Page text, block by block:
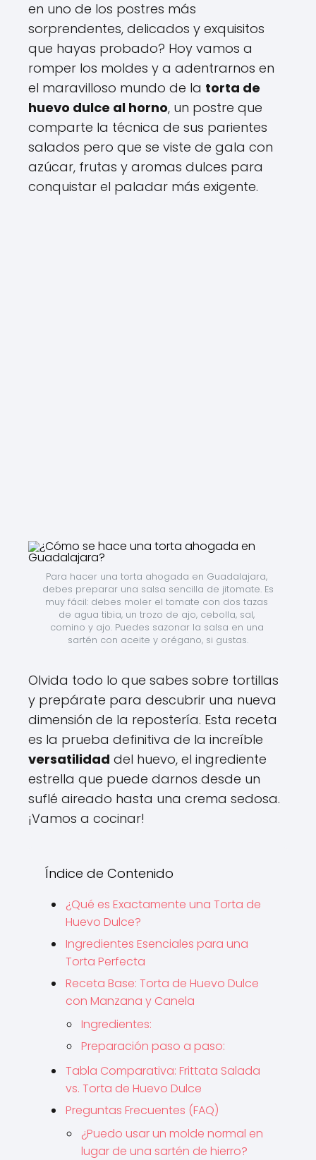
en uno de los postres más
sorprendentes, delicados y exquisitos
que hayas probado? Hoy vamos a
romper los moldes y a adentrarnos en
el maravilloso mundo de la torta de
huevo dulce al horno, un postre que
comparte la técnica de sus parientes
salados pero que se viste de gala con
azúcar, frutas y aromas dulces para
conquistar el paladar más exigente.
Para hacer una torta ahogada en Guadalajara,
debes preparar una salsa sencilla de jitomate. Es
muy fácil: debes moler el tomate con dos tazas
de agua tibia, un trozo de ajo, cebolla, sal,
comino y ajo. Puedes sazonar la salsa en una
sartén con aceite y orégano, si gustas.
Olvida todo lo que sabes sobre tortillas
y prepárate para descubrir una nueva
dimensión de la repostería. Esta receta
es la prueba definitiva de la increíble
versatilidad del huevo, el ingrediente
estrella que puede darnos desde un
suflé aireado hasta una crema sedosa.
¡Vamos a cocinar!
Índice de Contenido
¿Qué es Exactamente una Torta de
Huevo Dulce?
Ingredientes Esenciales para una
Torta Perfecta
Receta Base: Torta de Huevo Dulce
con Manzana y Canela
Ingredientes:
Preparación paso a paso:
Tabla Comparativa: Frittata Salada
vs. Torta de Huevo Dulce
Preguntas Frecuentes (FAQ)
¿Puedo usar un molde normal en
lugar de una sartén de hierro?